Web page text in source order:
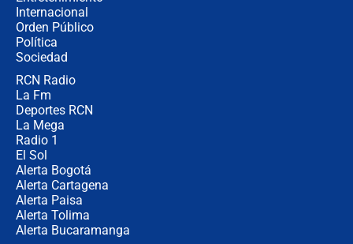
Internacional
Orden Público
Política
Sociedad
RCN Radio
La Fm
Deportes RCN
La Mega
Radio 1
El Sol
Alerta Bogotá
Alerta Cartagena
Alerta Paisa
Alerta Tolima
Alerta Bucaramanga